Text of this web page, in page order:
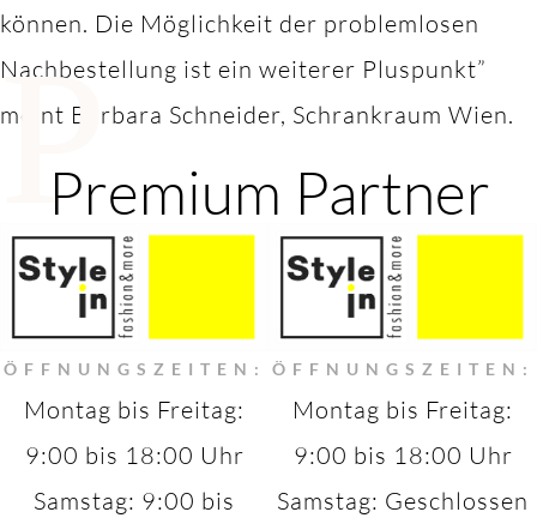
können. Die Möglichkeit der problemlosen
Nachbestellung ist ein weiterer Pluspunkt”
meint Barbara Schneider, Schrankraum Wien.
PPremium Partner
ÖFFNUNGSZEITEN:
Montag bis Freitag:
9:00 bis 18:00 Uhr
Samstag: 9:00 bis
ÖFFNUNGSZEITEN:
Montag bis Freitag:
9:00 bis 18:00 Uhr
Samstag: Geschlossen